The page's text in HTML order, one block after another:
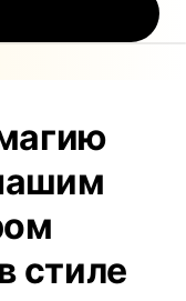
стиле